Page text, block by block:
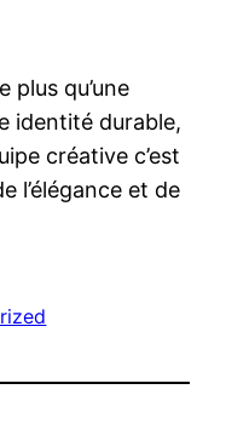
plus qu’une
identité durable,
créative c’est
l’élégance et de